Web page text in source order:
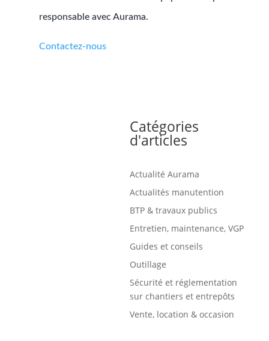
responsable avec Aurama.
Contactez-nous
Catégories
d'articles
Actualité Aurama
Actualités manutention
BTP & travaux publics
Entretien, maintenance, VGP
Guides et conseils
Outillage
Sécurité et réglementation
sur chantiers et entrepôts
Vente, location & occasion